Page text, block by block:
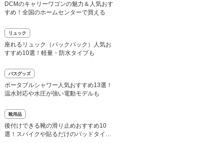
DCMのキャリーワゴンの魅力＆人気おす
すめ！全国のホームセンターで買える
リュック
座れるリュック（バックパック）人気お
すすめ10選！軽量・防水タイプも
バスグッズ
ポータブルシャワー人気おすすめ13選！
温水対応や水圧が強い電動モデルも
靴用品
後付けできる靴の滑り止めおすすめ10
選！スパイクや貼るだけのパッドタイプ